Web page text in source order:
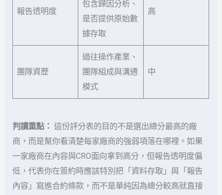
報告透明度
包含歸因分析、
是否提供原始數
據存取
高
團隊資歷
過往操作產業、
團隊組成與溝通
模式
中
判讀重點： 這份評分表的目的不是選出總分最高的廠
商，而是幫你看清楚每家廠商的強弱項落在哪裡。如果
一家廠商在內容與CRO面向拿到高分，但報告透明度偏
低，代表你在簽約時應該特別把「資料存取」與「報告
內容」寫進合約條款，而不是單純因為總分較高就直接